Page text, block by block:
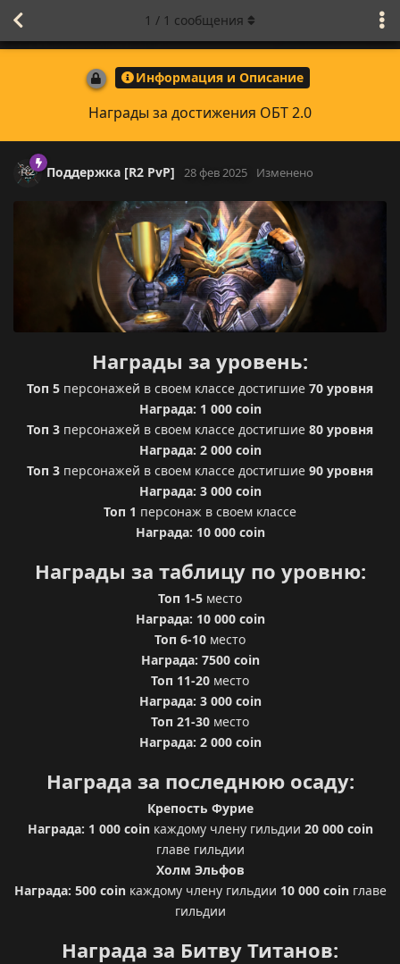
Информация и Описание
Награды за достижения ОБТ 2.0
1 / 1 сообщения
Поддержка [R2 PvP] 28 фев 2025 Изменено
Награды за уровень:
Топ 5 персонажей в своем классе достигшие 70 уровня
Награда: 1 000 coin
Топ 3 персонажей в своем классе достигшие 80 уровня
Награда: 2 000 coin
Топ 3 персонажей в своем классе достигшие 90 уровня
Награда: 3 000 coin
Топ 1 персонаж в своем классе
Награда: 10 000 coin
Награды за таблицу по уровню:
Топ 1-5 место
Награда: 10 000 coin
Топ 6-10 место
Награда: 7500 coin
Топ 11-20 место
Награда: 3 000 coin
Топ 21-30 место
Награда: 2 000 coin
Награда за последнюю осаду:
Крепость Фурие
Награда: 1 000 coinкаждому члену гильдии 20 000 coin
главе гильдии
Холм Эльфов
Награда: 500 coinкаждому члену гильдии 10 000 coinглаве
гильдии
Награда за Битву Титанов: